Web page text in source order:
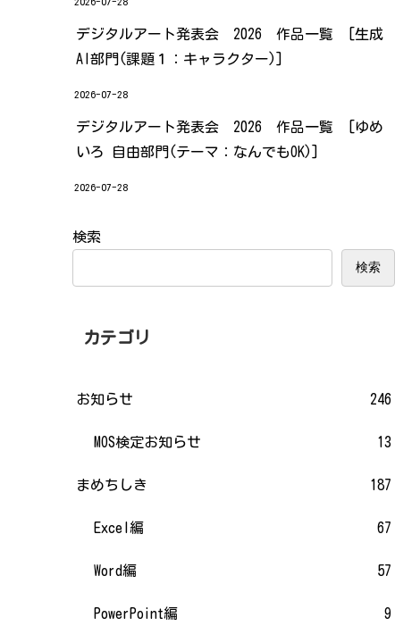
デジタルアート発表会 2026 作品一覧 [生成
AI部門(課題１：キャラクター)]
2026-07-28
デジタルアート発表会 2026 作品一覧 [ゆめ
いろ 自由部門(テーマ：なんでもOK)]
2026-07-28
検索
検索
カテゴリ
お知らせ 246
MOS検定お知らせ 13
まめちしき 187
Excel編 67
Word編 57
PowerPoint編 9